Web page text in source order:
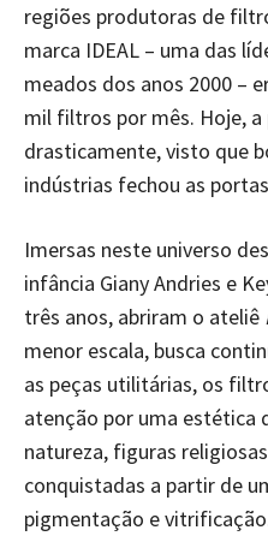
regiões produtoras de
marca IDEAL – uma das
meados dos anos 2000 –
mil filtros por mês. Hoje,
drasticamente, visto que
indústrias fechou as
Imersas neste universo
infância Giany Andries e
três anos, abriram o ateliê
menor escala, busca
as peças utilitárias, os
atenção por uma estética
natureza, figuras
conquistadas a partir de
pigmentação e